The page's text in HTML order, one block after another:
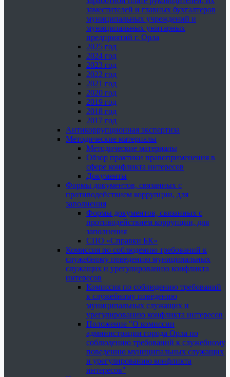
заместителей и главных бухгалтеров
муниципальных учреждений и
муниципальных унитарных
предприятий г. Орла
2025 год
2024 год
2023 год
2022 год
2021 год
2020 год
2019 год
2018 год
2017 год
Антикоррупционная экспертиза
Методические материалы
Методические материалы
Обзор практики правоприменения в
сфере конфликта интересов
Документы
Формы документов, связанных с
противодействием коррупции, для
заполнения
Формы документов, связанных с
противодействием коррупции, для
заполнения
СПО «Справки БК»
Комиссия по соблюдению требований к
служебному поведению муниципальных
служащих и урегулированию конфликта
интересов
Комиссия по соблюдению требований
к служебному поведению
муниципальных служащих и
урегулированию конфликта интересов
Положение "О комиссии
администрации города Орла по
соблюдению требований к служебному
поведению муниципальных служащих
и урегулированию конфликта
интересов"